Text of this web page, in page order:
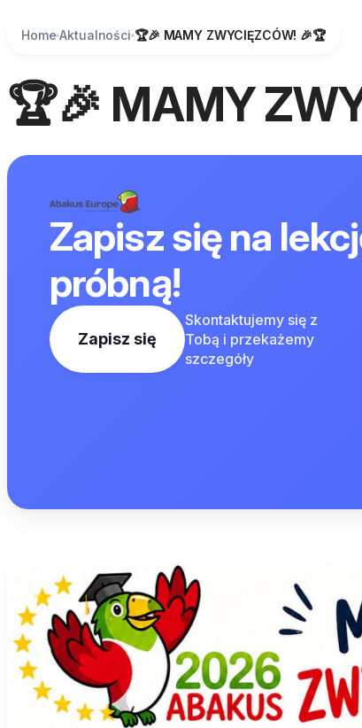
Home Aktualności 🏆🎉 MAMY ZWYCIĘZCÓW! 🎉🏆
🏆🎉 MAMY
Zapisz się na
próbną!
Zapisz się
Skontaktujemy się z
Tobą i przekażemy
szczegóły